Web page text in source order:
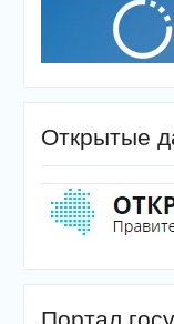
Открытые
Портал